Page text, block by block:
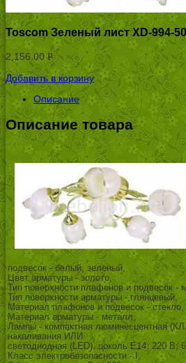
Toscom Зеленый лист XD-994-
2,156.00 Р
УБ.
Добавить в корзину
Описание
Описание товара
подвесок - белый, зеленый,
Цвет арматуры - золото,
Тип поверхности плафонов и подвесок -
Тип поверхности арматуры - глянцевый,
Материал плафонов и подвесок - стекло,
Материал арматуры - металл,
Лампы - компактная люминесцентная
накаливания ИЛИ
светодиодная (LED), цоколь E14; 220 В;
Класс электробезопасности - I,